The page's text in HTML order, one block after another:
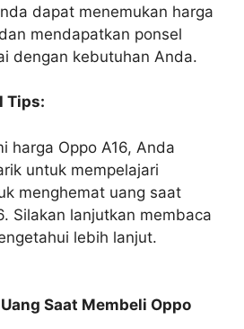
dapat menemukan harga
mendapatkan ponsel
dengan kebutuhan Anda.
Tips:
harga Oppo A16, Anda
untuk mempelajari
menghemat uang saat
Silakan lanjutkan membaca
lebih lanjut.
Saat Membeli Oppo